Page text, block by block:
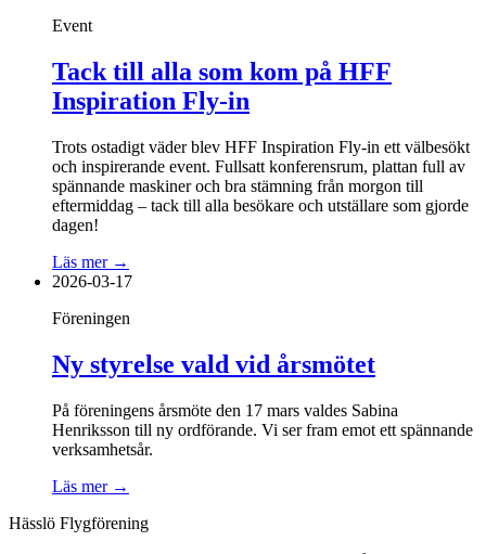
Event
Tack till alla som kom på HFF
Inspiration Fly-in
Trots ostadigt väder blev HFF Inspiration Fly-in ett välbesökt
och inspirerande event. Fullsatt konferensrum, plattan full av
spännande maskiner och bra stämning från morgon till
eftermiddag – tack till alla besökare och utställare som gjorde
dagen!
Läs mer →
2026-03-17
Föreningen
Ny styrelse vald vid årsmötet
På föreningens årsmöte den 17 mars valdes Sabina
Henriksson till ny ordförande. Vi ser fram emot ett spännande
verksamhetsår.
Läs mer →
Hässlö Flygförening